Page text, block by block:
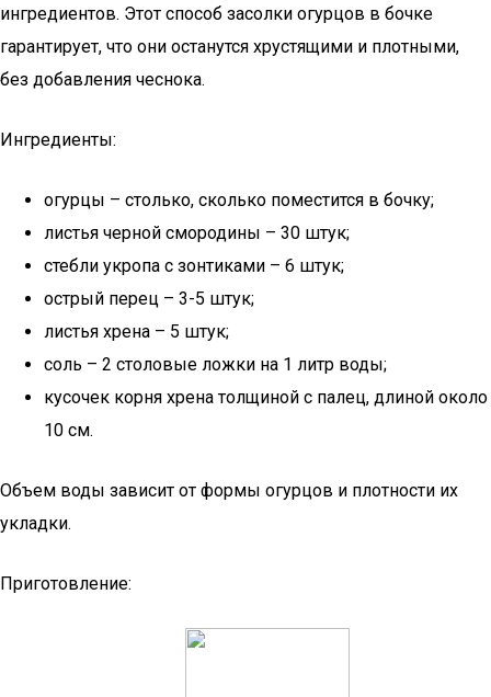
ингредиентов. Этот способ засолки огурцов в бочке
гарантирует, что они останутся хрустящими и плотными,
без добавления чеснока.
Ингредиенты:
огурцы – столько, сколько поместится в бочку;
листья черной смородины – 30 штук;
стебли укропа с зонтиками – 6 штук;
острый перец – 3-5 штук;
листья хрена – 5 штук;
соль – 2 столовые ложки на 1 литр воды;
кусочек корня хрена толщиной с палец, длиной около
10 см.
Объем воды зависит от формы огурцов и плотности их
укладки.
Приготовление: